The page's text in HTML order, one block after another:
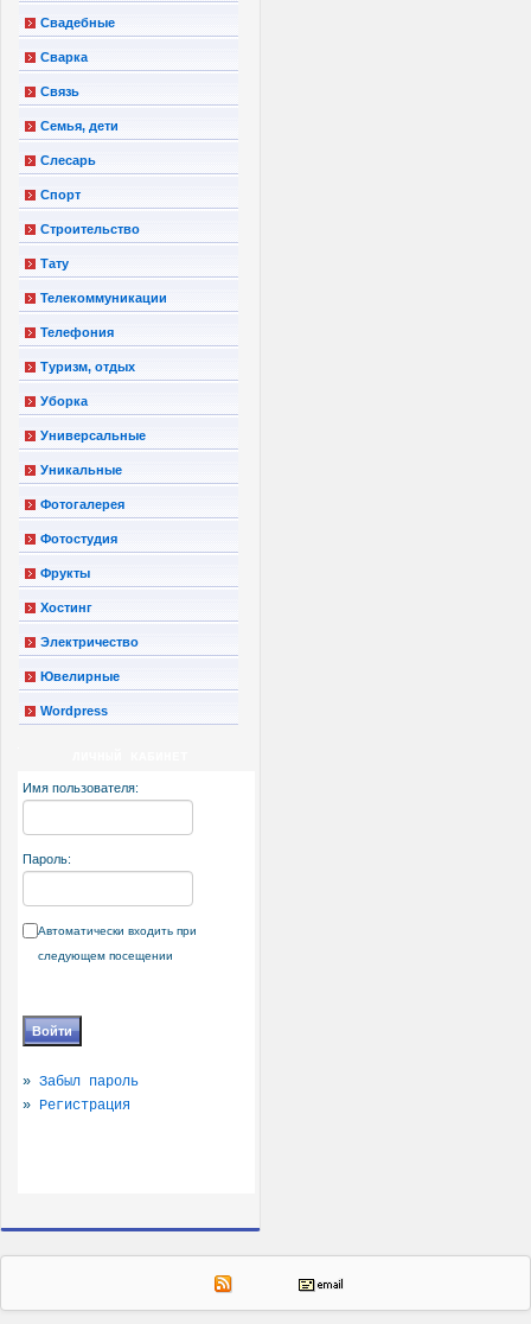
Свадебные
Сварка
Связь
Семья, дети
Слесарь
Спорт
Строительство
Тату
Телекоммуникации
Телефония
Туризм, отдых
Уборка
Универсальные
Уникальные
Фотогалерея
Фотостудия
Фрукты
Хостинг
Электричество
Ювелирные
Wordpress
Имя пользователя:
Пароль:
Автоматически входить при
следующем посещении
» Забыл пароль
» Регистрация